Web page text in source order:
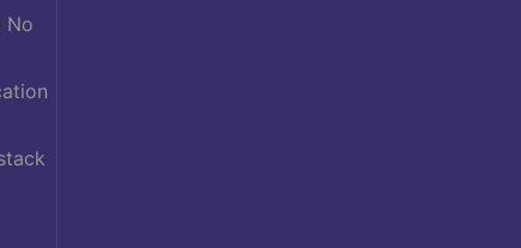
No